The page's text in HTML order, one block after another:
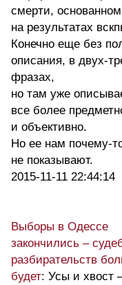
смерти, основанном
на результатах
Конечно еще без
описания, в двух-
фразах,
но там уже
все более
и объективно.
Но ее нам почему-
не показывают.
2015-11-11 22:44:14
Выборы в Одессе
закончились –
разбирательств
будет: Усы и хвост